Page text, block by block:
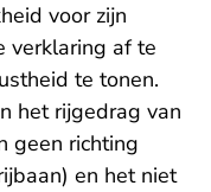
voor zijn
verklaring af te
te tonen.
het rijgedrag van
geen richting
en het niet